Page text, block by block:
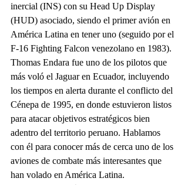
inercial (INS) con su Head Up Display
(HUD) asociado, siendo el primer avión en
América Latina en tener uno (seguido por el
F-16 Fighting Falcon venezolano en 1983).
Thomas Endara fue uno de los pilotos que
más voló el Jaguar en Ecuador, incluyendo
los tiempos en alerta durante el conflicto del
Cénepa de 1995, en donde estuvieron listos
para atacar objetivos estratégicos bien
adentro del territorio peruano. Hablamos
con él para conocer más de cerca uno de los
aviones de combate más interesantes que
han volado en América Latina.